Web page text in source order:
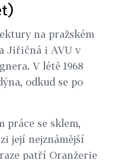
na pražském
Jiřičná i AVU v
V létě 1968
odkud se po
práce se sklem,
její nejznámější
patří Oranžerie